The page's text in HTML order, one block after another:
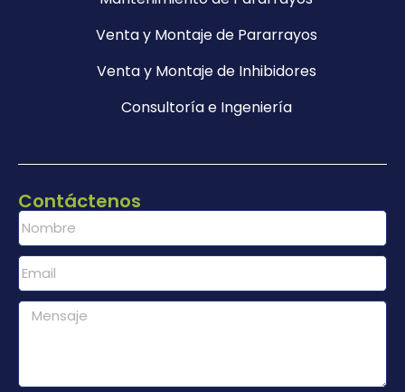
Venta y Montaje de Pararrayos
Venta y Montaje de Inhibidores
Consultoría e Ingeniería
Contáctenos